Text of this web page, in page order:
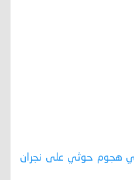
11 مدنيًا في هجوم حوثي على نجران